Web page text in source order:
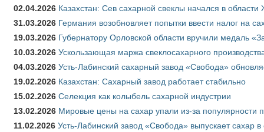
02.04.2026 Казахстан: Сев сахарной свеклы начался в области
31.03.2026 Германия возобновляет попытки ввести налог на
19.03.2026 Губернатору Орловской области вручили медаль
10.03.2026 Ускользающая маржа свеклосахарного
04.03.2026 Усть-Лабинский сахарный завод «Свобода»
19.02.2026 Казахстан: Сахарный завод работает стабильно
15.02.2026 Селекция как колыбель сахарной индустрии
13.02.2026 Мировые цены на сахар упали из-за популярности
11.02.2026 Усть-Лабинский завод «Свобода» выпускает сахар в